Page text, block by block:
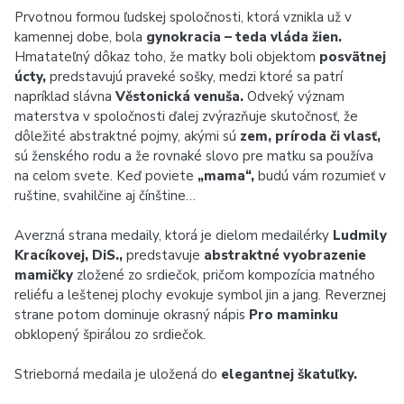
Prvotnou formou ľudskej spoločnosti, ktorá vznikla už v
kamennej dobe, bola gynokracia – teda vláda žien.
Hmatateľný dôkaz toho, že matky boli objektom posvätnej
úcty, predstavujú praveké sošky, medzi ktoré sa patrí
napríklad slávna Věstonická venuša. Odveký význam
materstva v spoločnosti ďalej zvýrazňuje skutočnosť, že
dôležité abstraktné pojmy, akými sú zem, príroda či vlasť,
sú ženského rodu a že rovnaké slovo pre matku sa používa
na celom svete. Keď poviete „mama“, budú vám rozumieť v
ruštine, svahilčine aj čínštine…
Averzná strana medaily, ktorá je dielom medailérky Ludmily
Kracíkovej, DiS., predstavuje abstraktné vyobrazenie
mamičky zložené zo srdiečok, pričom kompozícia matného
reliéfu a leštenej plochy evokuje symbol jin a jang. Reverznej
strane potom dominuje okrasný nápis Pro maminku
obklopený špirálou zo srdiečok.
Strieborná medaila je uložená do elegantnej škatuľky.